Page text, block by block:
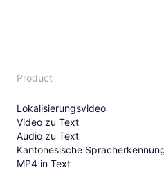
Product
Lokalisierungsvideo
Video zu Text
Audio zu Text
Kantonesische
MP4 in Text